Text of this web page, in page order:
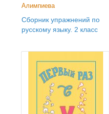
Алимпиева
Сборник упражнений по
русскому языку. 2 класс